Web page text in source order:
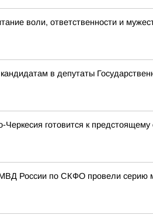
воли, ответственности и
в депутаты
готовится к предстоящему
России по СКФО провели серию